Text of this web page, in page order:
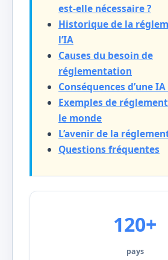
est-elle nécessaire ?
Historique de la
l’IA
Causes du besoin de
réglementation
Conséquences d’une
Exemples de
le monde
L’avenir de la
Questions fréquentes
120+
pays